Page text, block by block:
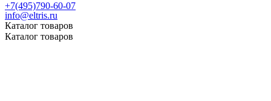
+7(495)790-60-07
info@eltris.ru
Каталог товаров
Каталог товаров